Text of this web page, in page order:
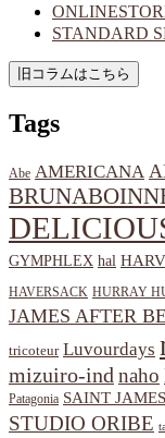
STANDARD
Tags
Abe AMERICANA
GYMPHLEX hal
HAVERSACK HURRAY
JAMES AFTER
tricoteur Luvourdays
mizuiro-ind naho
Patagonia SAINT JAMES
STUDIO ORIBE